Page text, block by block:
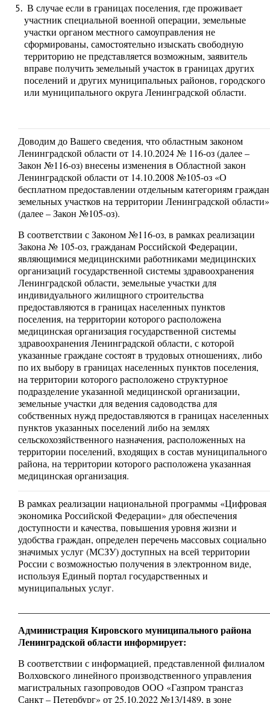
В случае если в границах поселения, где проживает
участник специальной военной операции, земельные
участки органом местного самоуправления не
сформированы, самостоятельно изыскать свободную
территорию не представляется возможным, заявитель
вправе получить земельный участок в границах других
поселений и других муниципальных районов, городского
или муниципального округа Ленинградской области.
Доводим до Вашего сведения, что областным законом
Ленинградской области от 14.10.2024 № 116-оз (далее –
Закон №116-оз) внесены изменения в Областной закон
Ленинградской области от 14.10.2008 №105-оз «О
бесплатном предоставлении отдельным категориям граждан
земельных участков на территории Ленинградской области»
(далее – Закон №105-оз).
В соответствии с Законом №116-оз, в рамках реализации
Закона № 105-оз, гражданам Российской Федерации,
являющимися медицинскими работниками медицинских
организаций государственной системы здравоохранения
Ленинградской области, земельные участки для
индивидуального жилищного строительства
предоставляются в границах населенных пунктов
поселения, на территории которого расположена
медицинская организация государственной системы
здравоохранения Ленинградской области, с которой
указанные граждане состоят в трудовых отношениях, либо
по их выбору в границах населенных пунктов поселения,
на территории которого расположено структурное
подразделение указанной медицинской организации,
земельные участки для ведения садоводства для
собственных нужд предоставляются в границах населенных
пунктов указанных поселений либо на землях
сельскохозяйственного назначения, расположенных на
территории поселений, входящих в состав муниципального
района, на территории которого расположена указанная
медицинская организация.
В рамках реализации национальной программы «Цифровая
экономика Российской Федерации» для обеспечения
доступности и качества, повышения уровня жизни и
удобства граждан, определен перечень массовых социально
значимых услуг (МСЗУ) доступных на всей территории
России с возможностью получения в электронном виде,
используя Единый портал государственных и
муниципальных услуг.
Администрация Кировского муниципального района
Ленинградской области информирует:
В соответствии с информацией, представленной филиалом
Волховского линейного производственного управления
магистральных газопроводов ООО «Газпром трансгаз
Санкт – Петербург» от 25.10.2022 №13/1489, в зоне